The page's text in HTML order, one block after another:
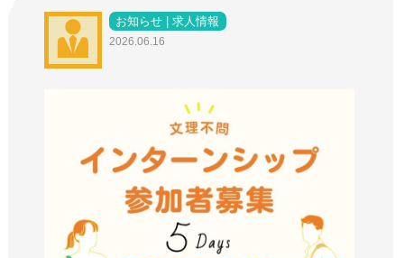
お知らせ | 求人情報
2026.06.16